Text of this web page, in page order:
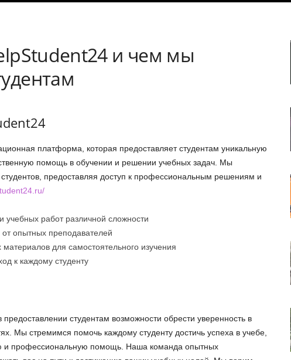
и чем мы
платформа, которая предоставляет студентам уникальную
помощь в обучении и решении учебных задач. Мы
предоставляя доступ к профессиональным решениям и
работ различной сложности
опытных преподавателей
для самостоятельного изучения
к каждому студенту
студентам возможности обрести уверенность в
Мы стремимся помочь каждому студенту достичь успеха в учебе,
и профессиональную помощь. Наша команда опытных